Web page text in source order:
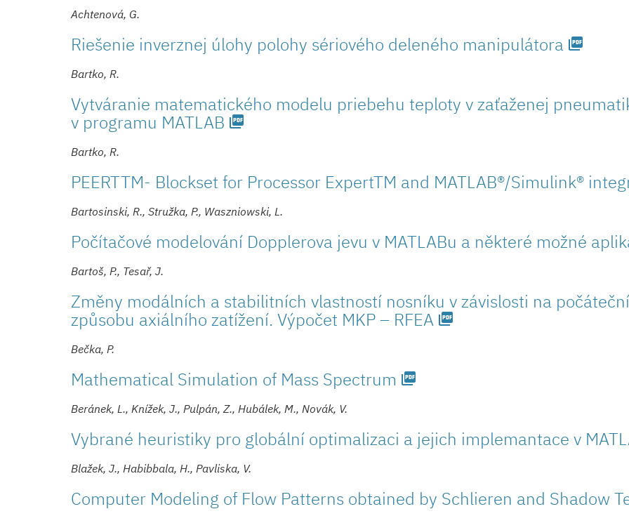
Achtenová, G.
Riešenie inverznej úlohy polohy sériového deleného manipulátora picture_as_pdf
Bartko, R.
Vytváranie matematického modelu priebehu teploty v zaťaženej
v programu MATLAB picture_as_pdf
Bartko, R.
PEERTTM- Blockset for Processor ExpertTM and MATLAB®/Simulink®
Bartosinski, R., Stružka, P., Waszniowski, L.
Počítačové modelování Dopplerova jevu v MATLABu a některé možné
Bartoš, P., Tesař, J.
Změny modálních a stabilitních vlastností nosníku v závislosti na
způsobu axiálního zatížení. Výpočet MKP – RFEA picture_as_pdf
Bečka, P.
Mathematical Simulation of Mass Spectrum picture_as_pdf
Beránek, L., Knížek, J., Pulpán, Z., Hubálek, M., Novák, V.
Vybrané heuristiky pro globální optimalizaci a jejich implemantace v
Blažek, J., Habibbala, H., Pavliska, V.
Computer Modeling of Flow Patterns obtained by Schlieren and Shadow